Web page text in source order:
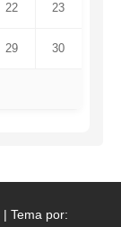
22 23
29 30
| Tema por: